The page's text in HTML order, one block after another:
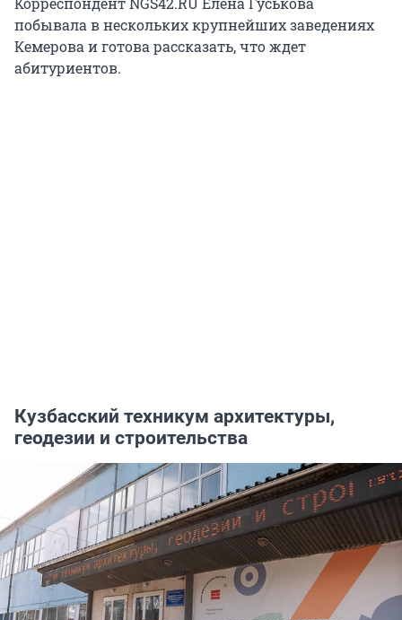
побывала в нескольких крупнейших заведениях
Кемерова и готова рассказать, что ждет
абитуриентов.
Кузбасский техникум архитектуры,
геодезии и строительства